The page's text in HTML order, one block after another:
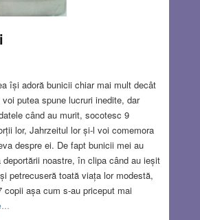
își adoră bunicii chiar mai mult decât
putea spune lucruri inedite, dar
când au murit, socotesc 9
lor, Jahrzeitul lor și-l voi comemora
despre ei. De fapt bunicii mei au
noastre, în clipa când au ieșit
petrecuseră toată viața lor modestă,
copii așa cum s-au priceput mai